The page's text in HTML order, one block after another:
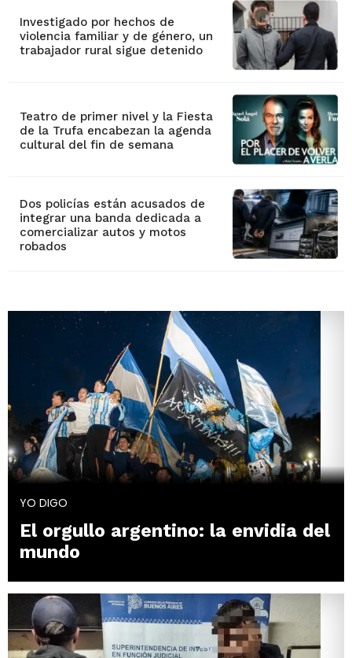
Investigado por hechos de
violencia familiar y de género, un
trabajador rural sigue detenido
Teatro de primer nivel y la Fiesta
de la Trufa encabezan la agenda
cultural del fin de semana
Dos policías están acusados de
integrar una banda dedicada a
comercializar autos y motos
robados
YO DIGO
El orgullo argentino: la envidia del
mundo